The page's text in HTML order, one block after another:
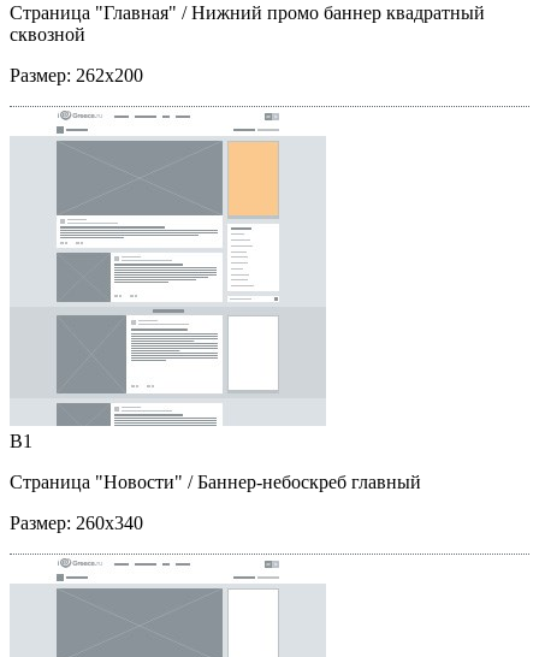
Страница "Главная" / Нижний промо баннер квадратный
сквозной
Размер: 262x200
B1
Страница "Новости" / Баннер-небоскреб главный
Размер: 260x340